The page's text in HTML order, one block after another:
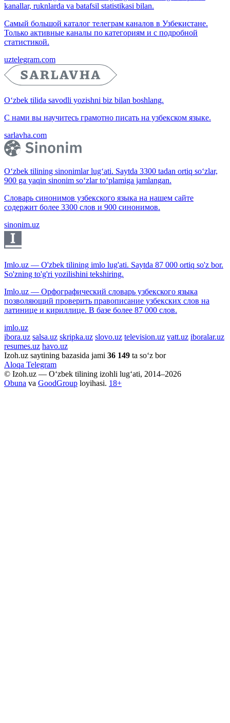
kanallar, ruknlarda va batafsil statistikasi bilan.
Самый большой каталог телеграм каналов в Узбекистане.
Только активные каналы по категориям и с подробной
статистикой.
uztelegram.com
O‘zbek tilida savodli yozishni biz bilan boshlang.
С нами вы научитесь грамотно писать на узбекском языке.
sarlavha.com
O‘zbek tilining sinonimlar lug‘ati. Saytda 3300 tadan ortiq so‘zlar,
900 ga yaqin sinonim so‘zlar to‘plamiga jamlangan.
Словарь синонимов узбекского языка на нашем сайте
содержит более 3300 слов и 900 синонимов.
sinonim.uz
Imlo.uz — O'zbek tilining imlo lug'ati. Saytda 87 000 ortiq so'z bor.
So'zning to'g'ri yozilishini tekshiring.
Imlo.uz — Орфографический словарь узбекского языка
позволяющий проверить правописание узбекских слов на
латинице и кириллице. В базе более 87 000 слов.
imlo.uz
ibora.uz salsa.uz skripka.uz slovo.uz television.uz vatt.uz iboralar.uz
resumes.uz havo.uz
Izoh.uz saytining bazasida jami 36 149 ta so‘z bor
Aloqa Telegram
© Izoh.uz — O‘zbek tilining izohli lug‘ati, 2014–2026
Obuna va GoodGroup loyihasi. 18+